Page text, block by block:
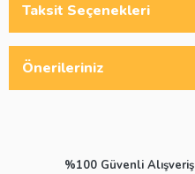
Taksit Seçenekleri
Önerileriniz
%100 Güvenli Alışveriş